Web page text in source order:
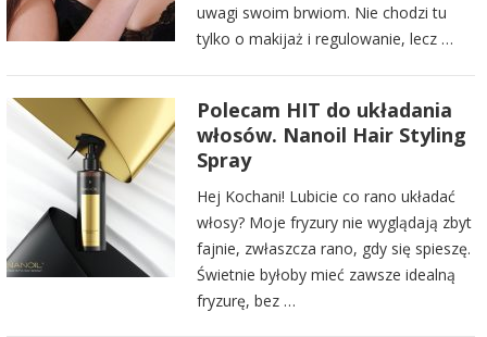
uwagi swoim brwiom. Nie chodzi tu
tylko o makijaż i regulowanie, lecz …
Polecam HIT do układania
włosów. Nanoil Hair Styling
Spray
Hej Kochani! Lubicie co rano układać
włosy? Moje fryzury nie wyglądają zbyt
fajnie, zwłaszcza rano, gdy się spieszę.
Świetnie byłoby mieć zawsze idealną
fryzurę, bez …